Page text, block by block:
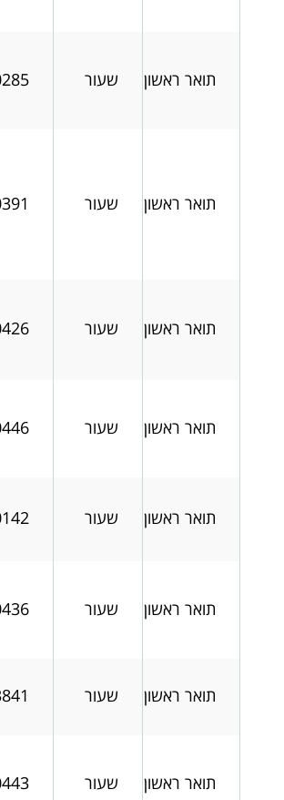
תואר ראשון שעור
תואר ראשון שעור
תואר ראשון שעור
תואר ראשון שעור
תואר ראשון שעור
תואר ראשון שעור
תואר ראשון שעור
תואר ראשון שעור